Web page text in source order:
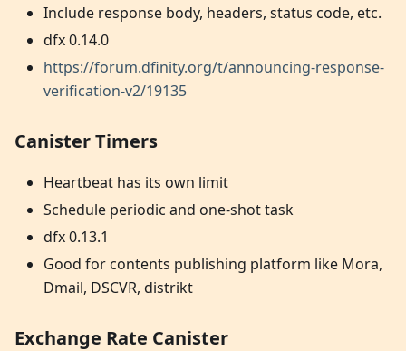
Include response body, headers, status code, etc.
dfx 0.14.0
https://forum.dfinity.org/t/announcing-response-
verification-v2/19135
Canister Timers
Heartbeat has its own limit
Schedule periodic and one-shot task
dfx 0.13.1
Good for contents publishing platform like Mora,
Dmail, DSCVR, distrikt
Exchange Rate Canister